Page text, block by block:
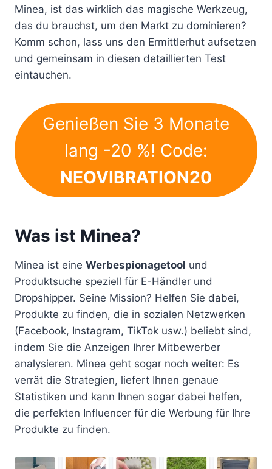
Minea, ist das wirklich das magische Werkzeug,
das du brauchst, um den Markt zu dominieren?
Komm schon, lass uns den Ermittlerhut aufsetzen
und gemeinsam in diesen detaillierten Test
eintauchen.
Genießen Sie 3 Monate
lang -20 %! Code:
NEOVIBRATION20
Was ist Minea?
Minea ist eine Werbespionagetool und
Produktsuche speziell für E-Händler und
Dropshipper. Seine Mission? Helfen Sie dabei,
Produkte zu finden, die in sozialen Netzwerken
(Facebook, Instagram, TikTok usw.) beliebt sind,
indem Sie die Anzeigen Ihrer Mitbewerber
analysieren. Minea geht sogar noch weiter: Es
verrät die Strategien, liefert Ihnen genaue
Statistiken und kann Ihnen sogar dabei helfen,
die perfekten Influencer für die Werbung für Ihre
Produkte zu finden.